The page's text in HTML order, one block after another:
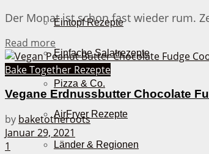
Eintopf Rezepte
Einfache Salatrezepte
Pizza & Co.
AirFryer Rezepte
Länder & Regionen
Der Monat ist schon fast wieder rum.
Read more
Bake Together Rezepte
Vegane Erdnussbutter Chocolate
by baketotheroots
Januar 29, 2021
1